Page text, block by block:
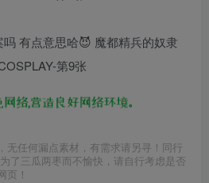
无任何漏点素材，有需求请另寻！同行
了三瓜两枣而不愉快，请自行考虑是否
页！